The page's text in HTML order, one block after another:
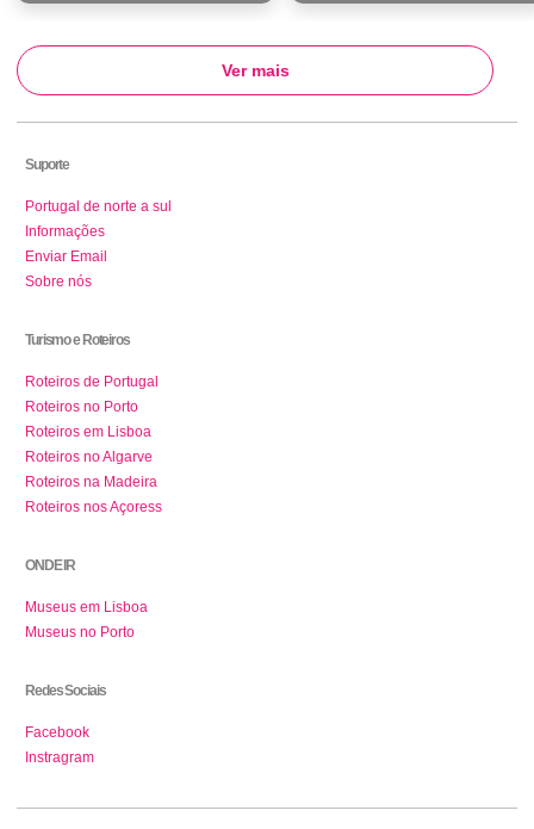
Ver mais
Suporte
Portugal de norte a sul
Informações
Enviar Email
Sobre nós
Turismo e Roteiros
Roteiros de Portugal
Roteiros no Porto
Roteiros em Lisboa
Roteiros no Algarve
Roteiros na Madeira
Roteiros nos Açoress
ONDE IR
Museus em Lisboa
Museus no Porto
Redes Sociais
Facebook
Instragram